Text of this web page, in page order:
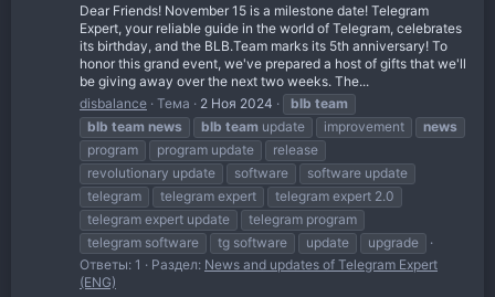
Dear Friends! November 15 is a milestone date! Telegram
Expert, your reliable guide in the world of Telegram, celebrates
its birthday, and the BLB.Team marks its 5th anniversary! To
honor this grand event, we've prepared a host of gifts that we'll
be giving away over the next two weeks. The...
disbalance Тема 2 Ноя 2024 blb team
blb team news blb team update improvement
news
program
program update
release
revolutionary update
software
software update
telegram
telegram expert
telegram expert 2.0
telegram expert update
telegram program
telegram software
tg software update
upgrade
Ответы: 1
Раздел: News and updates of Telegram Expert
(ENG)